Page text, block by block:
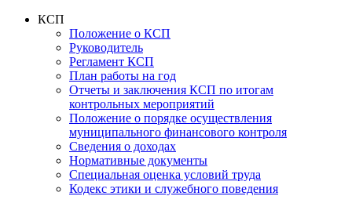
КСП
Положение о КСП
Руководитель
Регламент КСП
План работы на год
Отчеты и заключения КСП по итогам
контрольных мероприятий
Положение о порядке осуществления
муниципального финансового контроля
Сведения о доходах
Нормативные документы
Специальная оценка условий труда
Кодекс этики и служебного поведения